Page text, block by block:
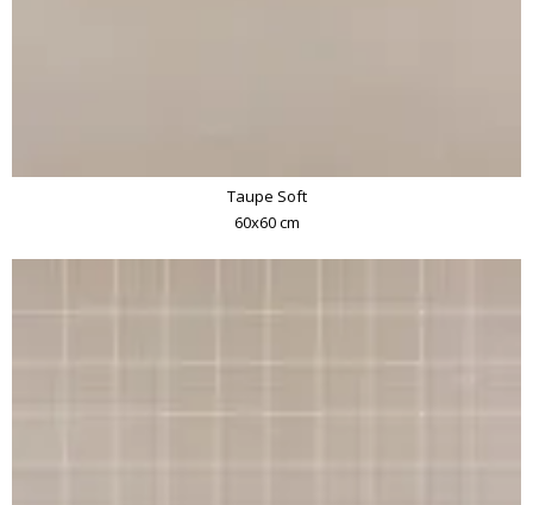
Taupe Soft
60x60 cm